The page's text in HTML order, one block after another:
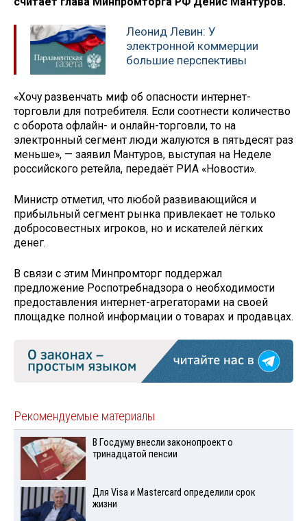
Леонид Левин: У
электронной коммерции
большие перспективы
«Хочу развенчать миф об опасности интернет-
торговли для потребителя. Если соотнести количество
с оборота офлайн- и онлайн-торговли, то на
электронный сегмент люди жалуются в пятьдесят раз
меньше», — заявил Мантуров, выступая на Неделе
российского ретейла, передаёт РИА «Новости».
Министр отметил, что любой развивающийся и
прибыльный сегмент рынка привлекает не только
добросовестных игроков, но и искателей лёгких
денег.
В связи с этим Минпромторг поддержал
предложение Роспотребнадзора о необходимости
предоставления интернет-агрегаторами на своей
площадке полной информации о товарах и продавцах.
Рекомендуемые материалы
В Госдуму внесли законопроект о
тринадцатой пенсии
Для Visа и Mastercard определили срок
жизни